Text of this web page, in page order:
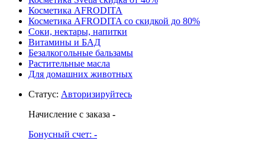
Косметика AFRODITA
Косметика AFRODITA со скидкой до 80%
Соки, нектары, напитки
Витамины и БАД
Безалкогольные бальзамы
Растительные масла
Для домашних животных
Статус: Авторизируйтесь
Начисление с заказа -
Бонусный счет: -